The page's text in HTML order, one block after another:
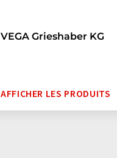
VEGA Grieshaber KG
AFFICHER LES PRODUITS